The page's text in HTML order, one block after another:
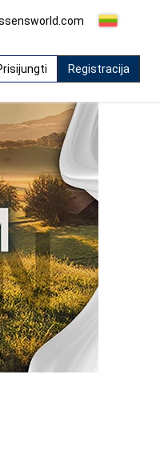
Registracija